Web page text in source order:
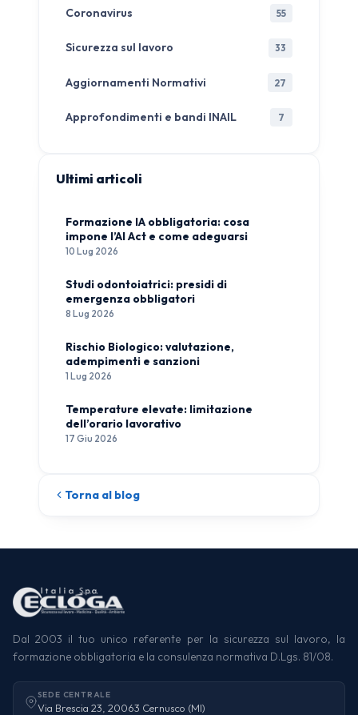
Coronavirus 55
Sicurezza sul lavoro 33
Aggiornamenti Normativi 27
Approfondimenti e bandi INAIL 7
Ultimi articoli
Formazione IA obbligatoria: cosa
impone l’AI Act e come adeguarsi
10 Lug 2026
Studi odontoiatrici: presidi di
emergenza obbligatori
8 Lug 2026
Rischio Biologico: valutazione,
adempimenti e sanzioni
1 Lug 2026
Temperature elevate: limitazione
dell’orario lavorativo
17 Giu 2026
Torna al blog
Dal 2003 il tuo unico referente per la sicurezza sul lavoro, la
formazione obbligatoria e la consulenza normativa D.Lgs. 81/08.
SEDE CENTRALE
Via Brescia 23, 20063 Cernusco (MI)